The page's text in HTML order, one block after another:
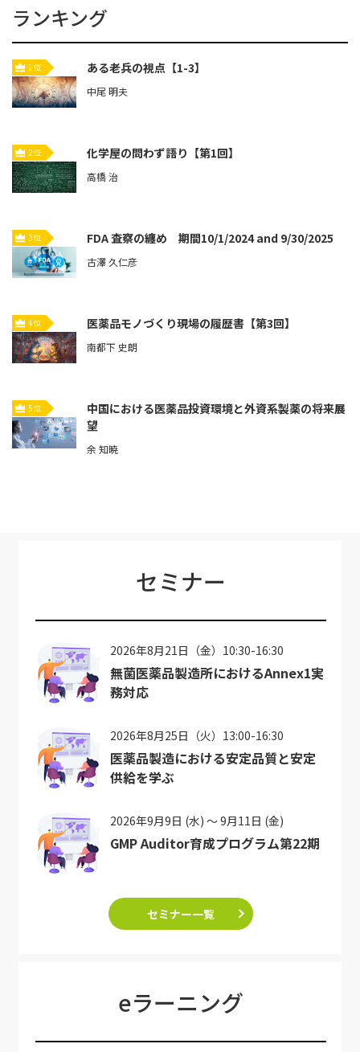
ランキング
1位 ある老兵の視点【1-3】
中尾 明夫
2位 化学屋の問わず語り【第1回】
高橋 治
3位 FDA 査察の纏め 期間10/1/2024 and 9/30/2025
古澤 久仁彦
4位 医薬品モノづくり現場の履歴書【第3回】
南都下 史朗
5位
中国における医薬品投資環境と外資系製薬の将来展
望
余 知暁
セミナー
2026年8月21日（金）10:30-16:30
無菌医薬品製造所におけるAnnex1実
務対応
2026年8月25日（火）13:00-16:30
医薬品製造における安定品質と安定
供給を学ぶ
2026年9月9日 (水) ～ 9月11日 (金)
GMP Auditor育成プログラム第22期
セミナー一覧
eラーニング